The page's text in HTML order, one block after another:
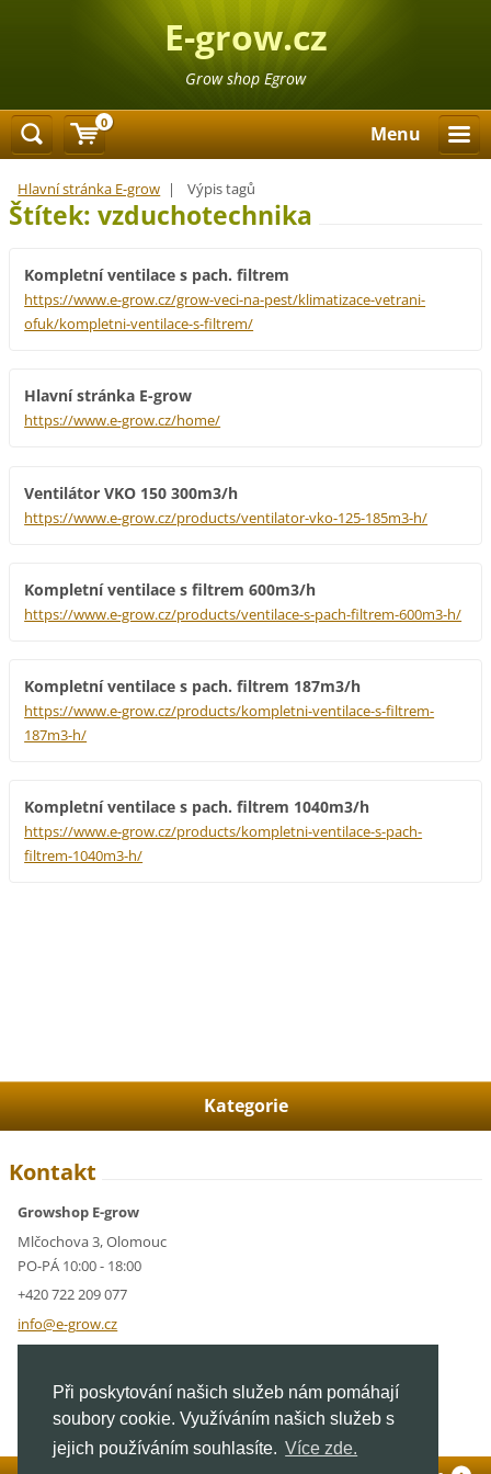
Při poskytování našich služeb nám pomáhají
soubory cookie. Využíváním našich služeb s
jejich používáním souhlasíte. Více zde.
E-grow.cz
Grow shop Egrow
Menu
Hlavní stránka E-grow | Výpis tagů
Štítek: vzduchotechnika
Kompletní ventilace s pach. filtrem
https://www.e-grow.cz/grow-veci-na-pest/klimatizace-vetrani-
ofuk/kompletni-ventilace-s-filtrem/
Hlavní stránka E-grow
https://www.e-grow.cz/home/
Ventilátor VKO 150 300m3/h
https://www.e-grow.cz/products/ventilator-vko-125-185m3-h/
Kompletní ventilace s filtrem 600m3/h
https://www.e-grow.cz/products/ventilace-s-pach-filtrem-600m3-h/
Kompletní ventilace s pach. filtrem 187m3/h
https://www.e-grow.cz/products/kompletni-ventilace-s-filtrem-
187m3-h/
Kompletní ventilace s pach. filtrem 1040m3/h
https://www.e-grow.cz/products/kompletni-ventilace-s-pach-
filtrem-1040m3-h/
Kategorie
Kontakt
Growshop E-grow
Mlčochova 3, Olomouc
PO-PÁ 10:00 - 18:00
+420 722 209 077
info@e-grow.cz
IČ: 05928591
DIČ: CZ05928591
0